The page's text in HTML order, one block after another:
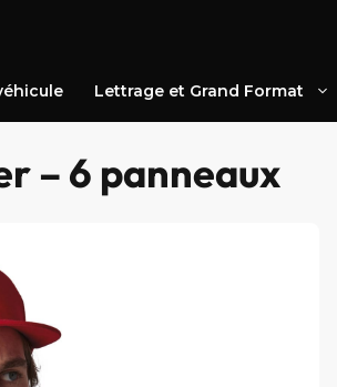
Lettrage et Grand Format
– 6 panneaux